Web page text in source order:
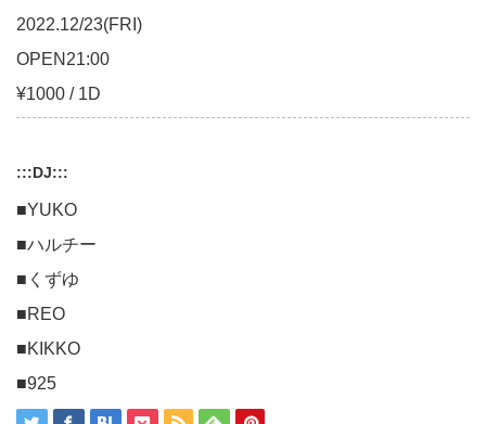
2022.12/23(FRI)
OPEN21:00
¥1000 / 1D
:::DJ:::
■YUKO
■ハルチー
■くずゆ
■REO
■KIKKO
■925